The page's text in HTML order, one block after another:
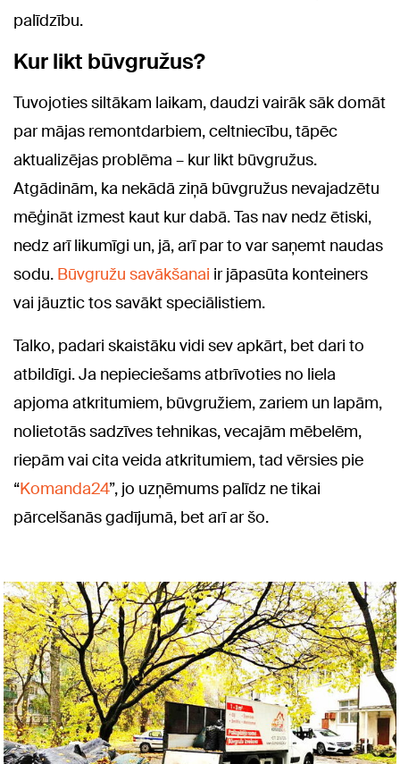
palīdzību.
Kur likt būvgružus?
Tuvojoties siltākam laikam, daudzi vairāk sāk domāt
par mājas remontdarbiem, celtniecību, tāpēc
aktualizējas problēma – kur likt būvgružus.
Atgādinām, ka nekādā ziņā būvgružus nevajadzētu
mēģināt izmest kaut kur dabā. Tas nav nedz ētiski,
nedz arī likumīgi un, jā, arī par to var saņemt naudas
sodu. Būvgružu savākšanai ir jāpasūta konteiners
vai jāuztic tos savākt speciālistiem.
Talko, padari skaistāku vidi sev apkārt, bet dari to
atbildīgi. Ja nepieciešams atbrīvoties no liela
apjoma atkritumiem, būvgružiem, zariem un lapām,
nolietotās sadzīves tehnikas, vecajām mēbelēm,
riepām vai cita veida atkritumiem, tad vērsies pie
“Komanda24”, jo uzņēmums palīdz ne tikai
pārcelšanās gadījumā, bet arī ar šo.